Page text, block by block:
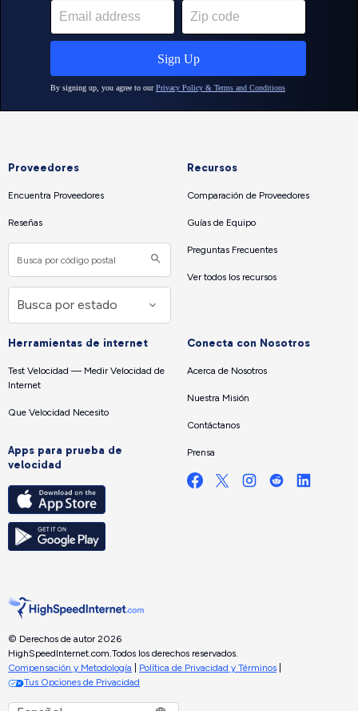
Proveedores
Encuentra Proveedores
Reseñas
Recursos
Comparación de Proveedores
Guías de Equipo
Preguntas Frecuentes
Ver todos los recursos
Herramientas de internet
Test Velocidad — Medir Velocidad de
Internet
Que Velocidad Necesito
Apps para prueba de
velocidad
Conecta con Nosotros
Acerca de Nosotros
Nuestra Misión
Contáctanos
Prensa
© Derechos de autor 2026
HighSpeedInternet.com. Todos los derechos reservados.
Compensación y Metodología
Política de Privacidad y Términos
Tus Opciones de Privacidad